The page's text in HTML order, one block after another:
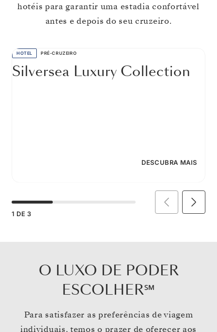
hotéis para garantir uma estadia confortável
antes e depois do seu cruzeiro.
HOTEL PRÉ-CRUZEIRO
Silversea Luxury Collection
DESCUBRA MAIS
1 DE 3
O LUXO DE PODER
ESCOLHER℠
Para satisfazer as preferências de viagem
individuais, temos o prazer de oferecer aos